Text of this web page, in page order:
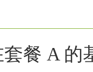
餐 A 的